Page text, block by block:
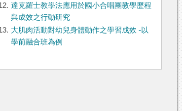
達克羅士教學法應用於國小合唱團教學歷程
與成效之行動研究
大肌肉活動對幼兒身體動作之學習成效 -以
學前融合班為例